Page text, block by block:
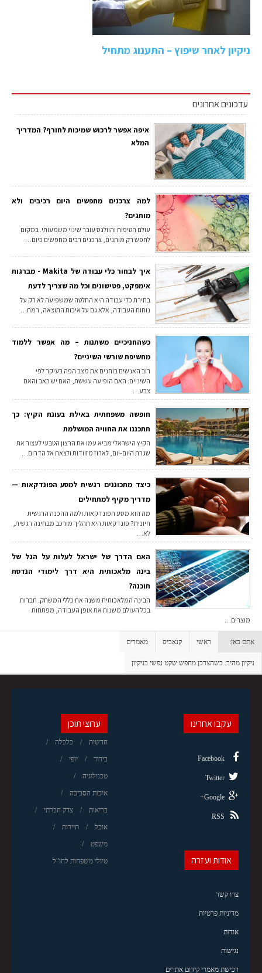
ניקיון לאחר שיפוץ – התענוג מתחיל
עדכונים אחרונים
איפה אפשר לרכוש שמיכות לחורף? המדריך
המלא
למה צרכנים מחפשים היום רכיבים ולא
מותגים?
עולם הטיפוח והוולנס עובר שינוי משמעותי. במקום
לחפש רק מותגים, צרכנים רבים מחפשים כיום…
איך לבחור כלי עבודה של Makita - מברגות
אימפקט, פטישונים וכל מה שצריך לדעת
בחירת כלי עבודה היא החלטה שמשפיעה לא רק על
נוחות העבודה, אלא גם על איכות התוצאה, רמת…
כשהחניכיים משתנות – מה אפשר ללמוד
מחשיפת שורשי השיניים?
רוב האנשים בוחנים את מצב הפה בעיקר לפי
השיניים: האם הופיעה עששת, האם יש כאב והאם
צבע…
חופשה משפחתית באילת בעונת הקיץ: כך
תתכננו את החוויה המושלמת
הקיץ הישראלי מביא עמו את הרצון הטבעי לעצור את
שגרת היום-יום, לארוז מזוודות ולצאת אל הדרום…
כיצד מתכוננים רגשית למסע הפונדקאות —
מדריך מקיף למתחילים
מה הוא מסע הפונדקאות ולמה ההכנה הרגשית
חיונית? פונדקאות היא תהליך מורכב מבחינה רגשית,
לא…
האם הדרך של ישראל לעלות על הגל של
בינה מלאכותית היא דרך לימודי הנדסת
תוכנה?
הבינה המלאכותית משנה את כללי המשחק. חברות
בכל העולם משנות את אופן העבודה, מפתחות
מוצרים…
אתם כאן: ראשי קנאביס מאמרים
ניקיון מהיר: כשהצרכן מחפש שקט נפשי בניקיון
ערוצי תוכן
חדשות כלכלה
בידור יופי
טכנולוגיה
איכות הסביבה
בריאות צדק חברתי
אוכל תיירות
משפט
טיולי משפחות לחו"ל
עקבו אחרינו
Facebook
Twitter
Google+
RSS
אודות ועזרה
צרו קשר
מדיניות פרטיות
אודות
נגישות
רכישת מאמרי קידום אתרים